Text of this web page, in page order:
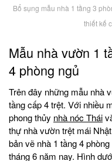
Bổ sụng mẫu nhà 1 tầng 3
thiết kế
Mẫu nhà vườn 1
4 phòng ngủ
Trên đây những mẫu nhà
tầng cấp 4 trệt. Với nhiều
phong thủy nhà nóc Thái
thự nhà vườn trệt mái
bản vẽ nhà 1 tầng 4
tháng 6 năm nay. Hình